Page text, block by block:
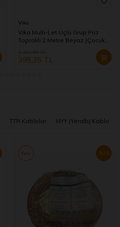
Viko
Viko Multi-Let Üçlü Grup Priz
Topraklı 2 Metre Beyaz (Çocuk
395,35 TL
TTR Kablolar NYY (Yeraltı) Kablo
%34
Yeni